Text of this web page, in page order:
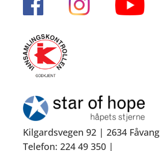
Kilgardsvegen 92 | 2634 Fåvang
Telefon: 224 49 350 |